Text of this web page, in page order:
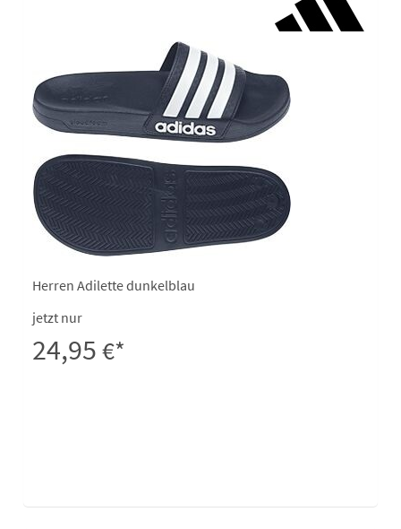
Herren Adilette dunkelblau
jetzt nur
24,95€*